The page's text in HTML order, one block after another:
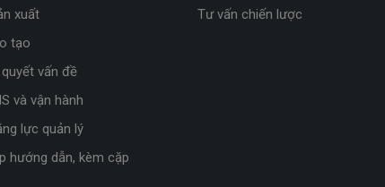
xuất
tạo
vấn đề
và vận hành
lực quản lý
hướng dẫn, kèm cặp
Tư vấn chiến lược